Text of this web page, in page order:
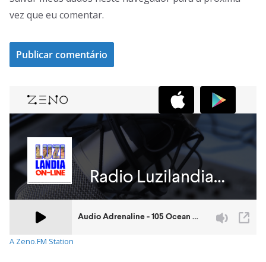
vez que eu comentar.
A Zeno.FM Station